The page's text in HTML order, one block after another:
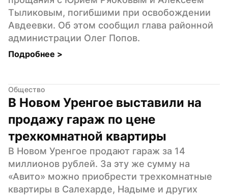
Тыликовым, погибшими при освобождении
Авдеевки. Об этом сообщил глава районной
администрации Олег Попов.
Подробнее >
Общество
В Новом Уренгое выставили на
продажу гараж по цене
трехкомнатной квартиры
В Новом Уренгое продают гараж за 14
миллионов рублей. За эту же сумму на
«Авито» можно приобрести трехкомнатные
квартиры в Салехарде, Надыме и других